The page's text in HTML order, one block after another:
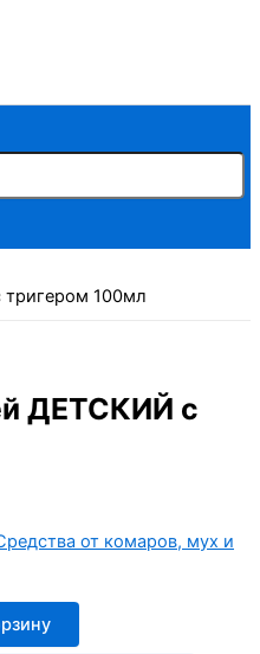
100мл
ДЕТСКИЙ с
от комаров, мух и